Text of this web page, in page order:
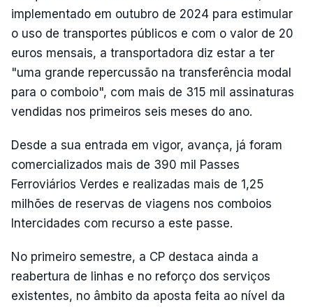
implementado em outubro de 2024 para estimular
o uso de transportes públicos e com o valor de 20
euros mensais, a transportadora diz estar a ter
"uma grande repercussão na transferência modal
para o comboio", com mais de 315 mil assinaturas
vendidas nos primeiros seis meses do ano.
Desde a sua entrada em vigor, avança, já foram
comercializados mais de 390 mil Passes
Ferroviários Verdes e realizadas mais de 1,25
milhões de reservas de viagens nos comboios
Intercidades com recurso a este passe.
No primeiro semestre, a CP destaca ainda a
reabertura de linhas e no reforço dos serviços
existentes, no âmbito da aposta feita ao nível da